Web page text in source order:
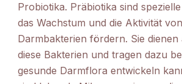
Probiotika. Präbiotika sind
das Wachstum und die Aktivität
Darmbakterien fördern. Sie
diese Bakterien und tragen dazu
gesunde Darmflora entwickeln